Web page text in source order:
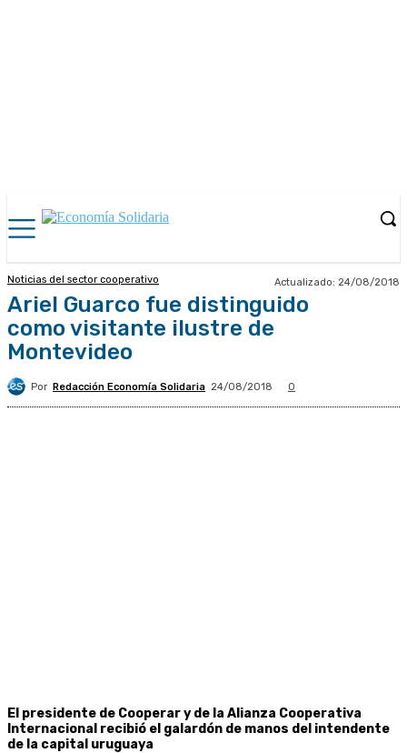
Noticias del sector cooperativo Actualizado: 24/08/2018
Ariel Guarco fue distinguido
como visitante ilustre de
Montevideo
Por Redacción Economía Solidaria 24/08/2018 0
El presidente de Cooperar y de la Alianza Cooperativa
Internacional recibió el galardón de manos del intendente
de la capital uruguaya